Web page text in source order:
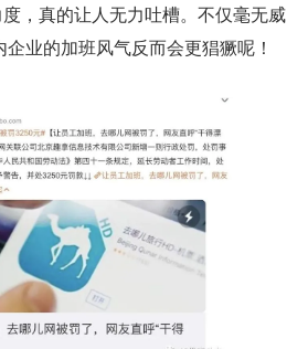
，真的让人无力吐槽。不仅毫无威
业的加班风气反而会更猖獗呢！